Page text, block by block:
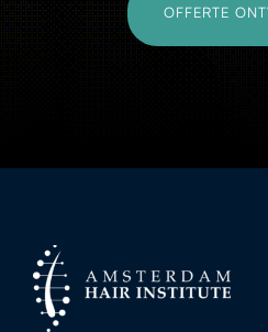
OFFERTE